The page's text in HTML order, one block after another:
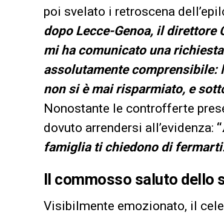
poi svelato i retroscena
dopo Lecce-Genoa, il direttore
mi ha comunicato una
assolutamente comprensibile:
non si è mai risparmiato, e
Nonostante le controfferte
dovuto arrendersi all’evidenza: “
famiglia ti chiedono di
Il commosso saluto dello
Visibilmente emozionato, il